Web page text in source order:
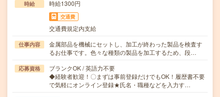
時給 時給1300円
交通費
交通費規定内支給
仕事内容
金属部品を機械にセットし、加工が終わった製品を検査す
るお仕事です。色々な種類の製品を加工するため、段…
応募資格
ブランクOK / 英語力不要
◆経験者歓迎！〇まずは事前登録だけでもOK！履歴書不要
で気軽にオンライン登録★氏名・職種などを入力す…